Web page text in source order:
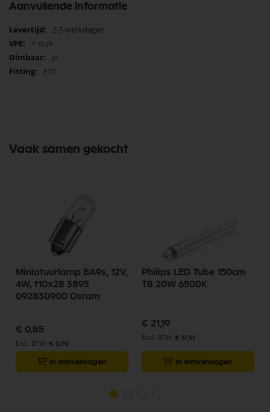
Aanvullende informatie
Meer
informatie
2-5 werkdagen
1 stuk
Ja
E10
Vaak samen gekocht
Miniatuurlamp BA9s, 12V,
4W, t10x28 3893
092830900 Osram
€ 0,85
€ 0,70
In winkelwagen
Philips LED Tube 150cm
T8 20W 6500K
€ 21,19
€ 17,51
In winkelwagen